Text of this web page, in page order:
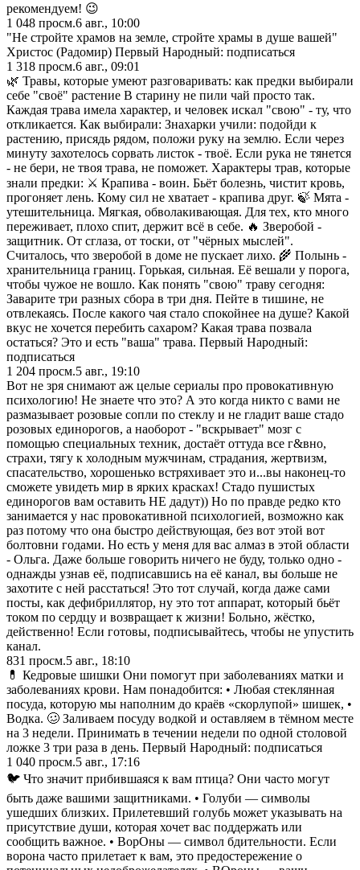
рекомендуем! 😉
1 048 просм.6 авг., 10:00
"Не стройте храмов на земле, стройте храмы в душе вашей"
Христос (Радомир) Первый Народный: подписаться
1 318 просм.6 авг., 09:01
🌿 Травы, которые умеют разговаривать: как предки выбирали
себе "своё" растение В старину не пили чай просто так.
Каждая трава имела характер, и человек искал "свою" - ту, что
откликается. Как выбирали: Знахарки учили: подойди к
растению, присядь рядом, положи руку на землю. Если через
минуту захотелось сорвать листок - твоё. Если рука не тянется
- не бери, не твоя трава, не поможет. Характеры трав, которые
знали предки: ⚔️ Крапива - воин. Бьёт болезнь, чистит кровь,
прогоняет лень. Кому сил не хватает - крапива друг. 🍃 Мята -
утешительница. Мягкая, обволакивающая. Для тех, кто много
переживает, плохо спит, держит всё в себе. 🔥 Зверобой -
защитник. От сглаза, от тоски, от "чёрных мыслей".
Считалось, что зверобой в доме не пускает лихо. 🌾 Полынь -
хранительница границ. Горькая, сильная. Её вешали у порога,
чтобы чужое не вошло. Как понять "свою" траву сегодня:
Заварите три разных сбора в три дня. Пейте в тишине, не
отвлекаясь. После какого чая стало спокойнее на душе? Какой
вкус не хочется перебить сахаром? Какая трава позвала
остаться? Это и есть "ваша" трава. Первый Народный:
подписаться
1 204 просм.5 авг., 19:10
Вот не зря снимают аж целые сериалы про провокативную
психологию! Не знаете что это? А это когда никто с вами не
размазывает розовые сопли по стеклу и не гладит ваше стадо
розовых единорогов, а наоборот - "вскрывает" мозг с
помощью специальных техник, достаёт оттуда все г&вно,
страхи, тягу к холодным мужчинам, страдания, жертвизм,
спасательство, хорошенько встряхивает это и...вы наконец-то
сможете увидеть мир в ярких красках! Стадо пушистых
единорогов вам оставить НЕ дадут)) Но по правде редко кто
занимается у нас провокативной психологией, возможно как
раз потому что она быстро действующая, без вот этой вот
болтовни годами. Но есть у меня для вас алмаз в этой области
- Ольга. Даже больше говорить ничего не буду, только одно -
однажды узнав её, подписавшись на её канал, вы больше не
захотите с ней расстаться! Это тот случай, когда даже сами
посты, как дефибриллятор, ну это тот аппарат, который бьёт
током по сердцу и возвращает к жизни! Больно, жёстко,
действенно! Если готовы, подписывайтесь, чтобы не упустить
канал.
831 просм.5 авг., 18:10
💊 Кедровые шишки Они помогут при заболеваниях матки и
заболеваниях крови. Нам понадобится: • Любая стеклянная
посуда, которую мы наполним до краёв «скорлупой» шишек, •
Водка. 🥴 Заливаем посуду водкой и оставляем в тёмном месте
на 3 недели. Принимать в течении недели по одной столовой
ложке 3 три раза в день. Первый Народный: подписаться
1 040 просм.5 авг., 17:16
🐦 Что значит прибившаяся к вам птица? Они часто могут
быть даже вашими защитниками. • Голуби — символы
ушедших близких. Прилетевший голубь может указывать на
присутствие души, которая хочет вас поддержать или
сообщить важное. • ВорОны — символ бдительности. Если
ворона часто прилетает к вам, это предостережение о